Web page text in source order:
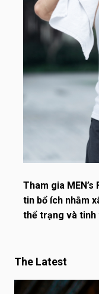
Tham gia
tin bổ ích nhằm
thể trạng và tinh
The Latest